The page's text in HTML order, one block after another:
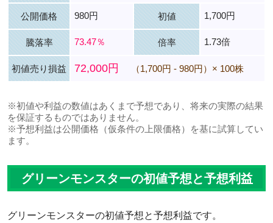
公開価格 980円 初値 1,700円
騰落率 73.47％ 倍率 1.73倍
初値売り損益 72,000円 （1,700円 - 980円）× 100株
※初値や利益の数値はあくまで予想であり、将来の実際の結果
を保証するものではありません。
※予想利益は公開価格（仮条件の上限価格）を基に試算してい
ます。
グリーンモンスターの初値予想と予想利益
グリーンモンスターの初値予想と予想利益です。